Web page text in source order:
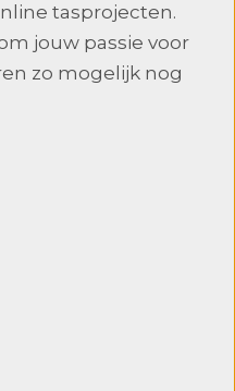
tasprojecten.
jouw passie voor
zo mogelijk nog